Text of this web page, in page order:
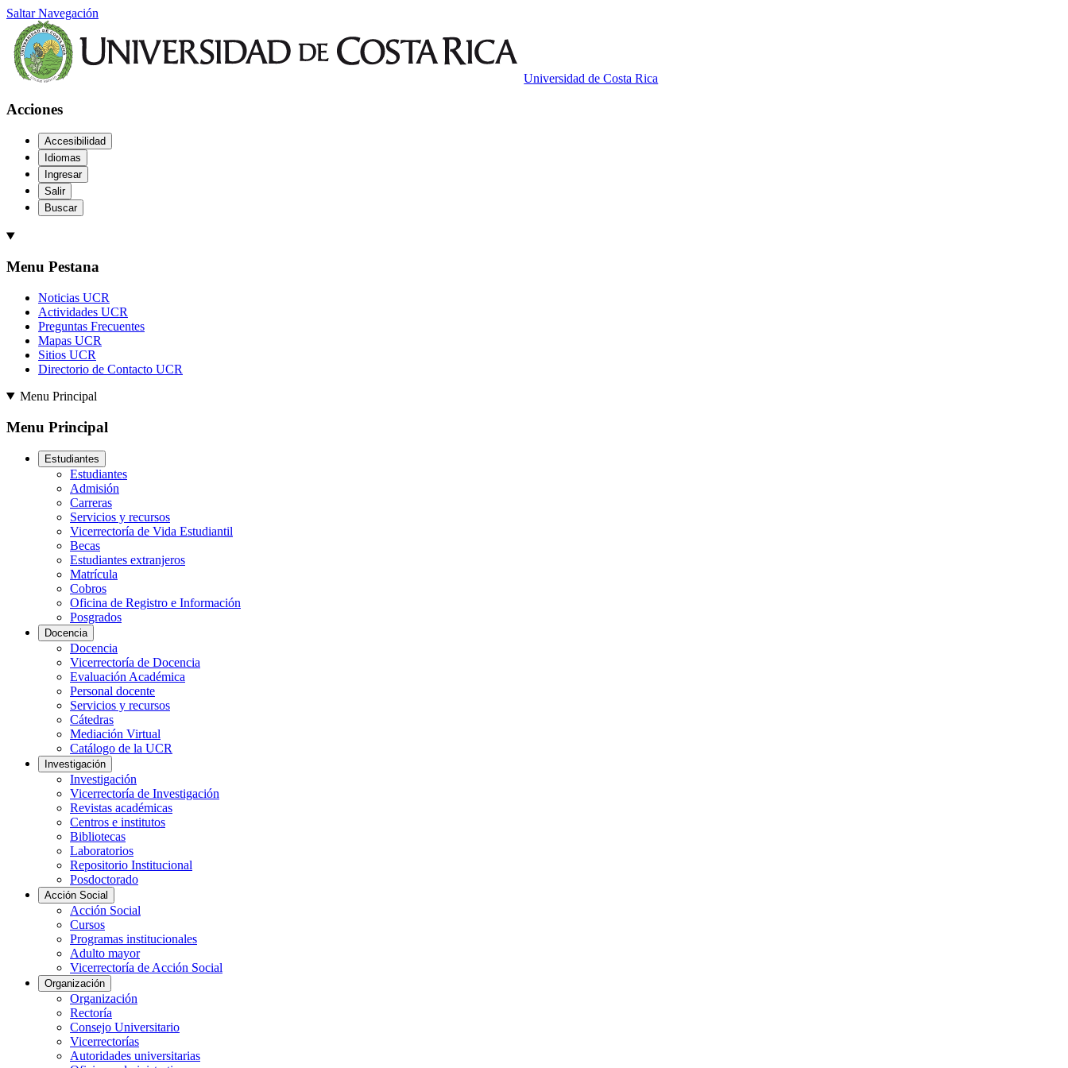
Saltar Navegación
Universidad de Costa Rica
Acciones
Accesibilidad
Idiomas
Ingresar
Salir
Buscar
Menu Pestana
Noticias UCR
Actividades UCR
Preguntas Frecuentes
Mapas UCR
Sitios UCR
Directorio de Contacto UCR
Menu Principal
Menu Principal
Estudiantes
Estudiantes
Admisión
Carreras
Servicios y recursos
Vicerrectoría de Vida Estudiantil
Becas
Estudiantes extranjeros
Matrícula
Cobros
Oficina de Registro e Información
Posgrados
Docencia
Docencia
Vicerrectoría de Docencia
Evaluación Académica
Personal docente
Servicios y recursos
Cátedras
Mediación Virtual
Catálogo de la UCR
Investigación
Investigación
Vicerrectoría de Investigación
Revistas académicas
Centros e institutos
Bibliotecas
Laboratorios
Repositorio Institucional
Posdoctorado
Acción Social
Acción Social
Cursos
Programas institucionales
Adulto mayor
Vicerrectoría de Acción Social
Organización
Organización
Rectoría
Consejo Universitario
Vicerrectorías
Autoridades universitarias